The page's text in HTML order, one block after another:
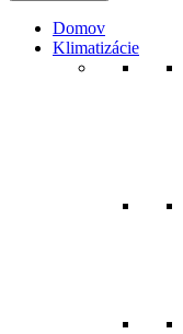
Domov
Klimatizácie